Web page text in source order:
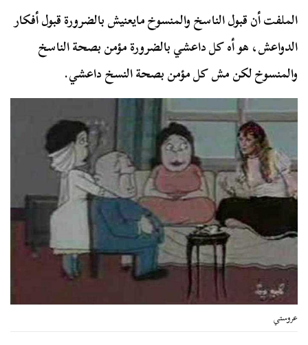
الملفت أن قبول الناسخ والمنسوخ مايعنيش بالضرورة قبول أفكار
الدواعش، هو أه كل داعشي بالضرورة مؤمن بصحة الناسخ
والمنسوخ لكن مش كل مؤمن بصحة النسخ داعشي.
عروستي